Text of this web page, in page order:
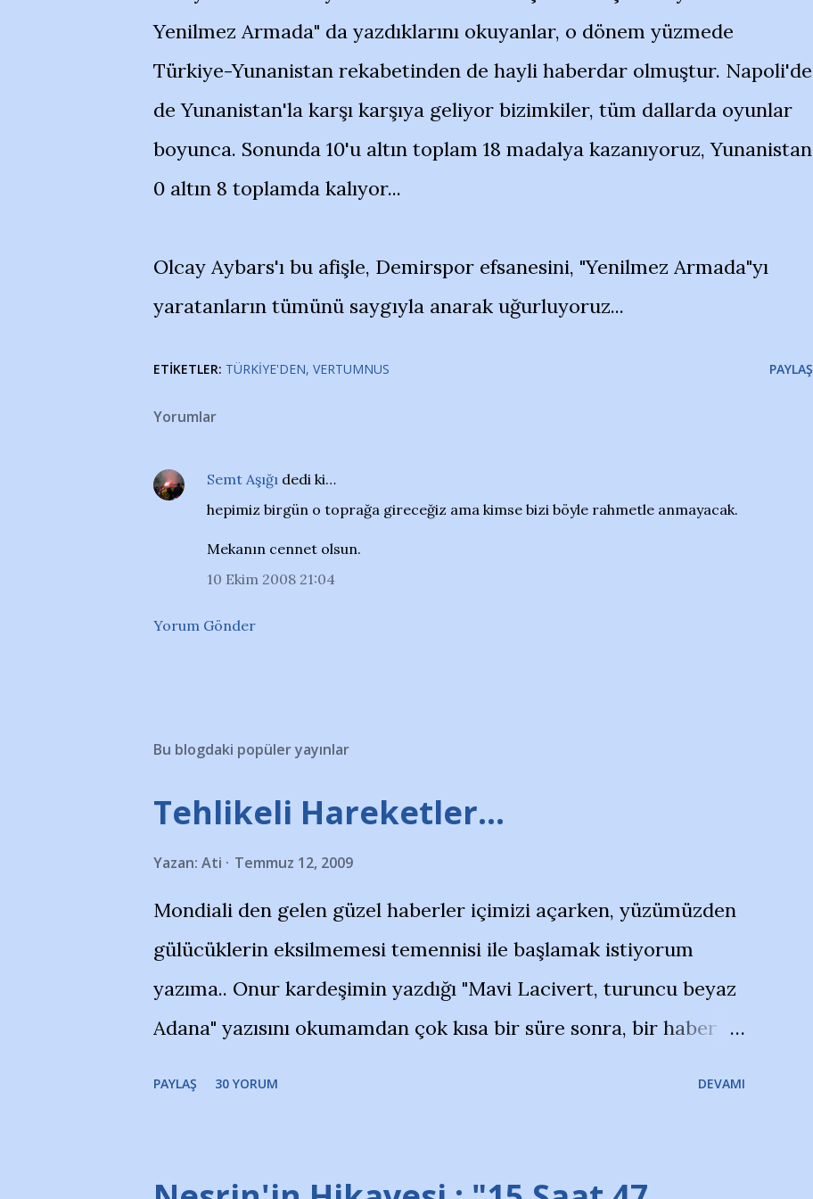
Yenilmez Armada" da yazdıklarını okuyanlar, o dönem yüzmede
Türkiye-Yunanistan rekabetinden de hayli haberdar olmuştur. Napoli'de
de Yunanistan'la karşı karşıya geliyor bizimkiler, tüm dallarda oyunlar
boyunca. Sonunda 10'u altın toplam 18 madalya kazanıyoruz, Yunanistan
0 altın 8 toplamda kalıyor...
Olcay Aybars'ı bu afişle, Demirspor efsanesini, "Yenilmez Armada"yı
yaratanların tümünü saygıyla anarak uğurluyoruz...
ETIKETLER: TÜRKIYE'DEN VERTUMNUS PAYLAŞ
Yorumlar
Semt Aşığı dedi ki…
hepimiz birgün o toprağa gireceğiz ama kimse bizi böyle rahmetle anmayacak.
Mekanın cennet olsun.
10 Ekim 2008 21:04
Yorum Gönder
Bu blogdaki popüler yayınlar
Tehlikeli Hareketler...
Yazan: Ati Temmuz 12, 2009
Mondiali den gelen güzel haberler içimizi açarken, yüzümüzden
gülücüklerin eksilmemesi temennisi ile başlamak istiyorum
yazıma.. Onur kardeşimin yazdığı "Mavi Lacivert, turuncu beyaz
Adana" yazısını okumamdan çok kısa bir süre sonra, bir haber
stadı önünde yaklaşık 200 taraftarın toplanarak İstanbul
PAYLAŞ 30 YORUM DEVAMI